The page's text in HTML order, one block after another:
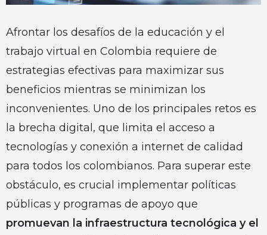
Afrontar los desafíos de la educación y el
trabajo virtual en Colombia requiere de
estrategias efectivas para maximizar sus
beneficios mientras se minimizan los
inconvenientes. Uno de los principales retos es
la brecha digital, que limita el acceso a
tecnologías y conexión a internet de calidad
para todos los colombianos. Para superar este
obstáculo, es crucial implementar políticas
públicas y programas de apoyo que
promuevan la infraestructura tecnológica y el